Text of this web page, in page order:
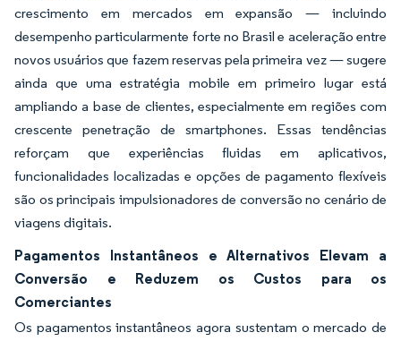
crescimento em mercados em expansão — incluindo
desempenho particularmente forte no Brasil e aceleração entre
novos usuários que fazem reservas pela primeira vez — sugere
ainda que uma estratégia mobile em primeiro lugar está
ampliando a base de clientes, especialmente em regiões com
crescente penetração de smartphones. Essas tendências
reforçam que experiências fluidas em aplicativos,
funcionalidades localizadas e opções de pagamento flexíveis
são os principais impulsionadores de conversão no cenário de
viagens digitais.
Pagamentos Instantâneos e Alternativos Elevam a
Conversão e Reduzem os Custos para os
Comerciantes
Os pagamentos instantâneos agora sustentam o mercado de